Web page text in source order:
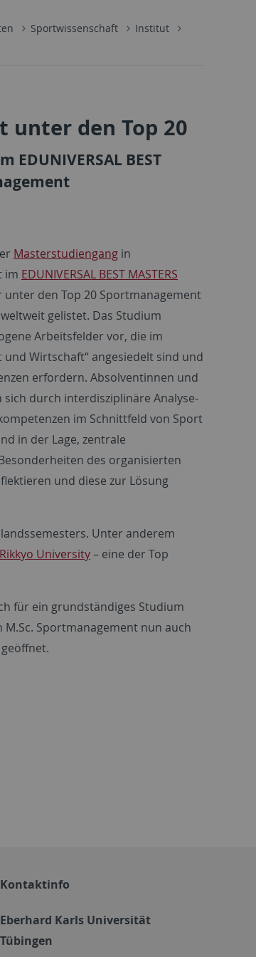
Sportwissenschaft
Institut
unter den Top 20
BEST
Masterstudiengang in
im EDUNIVERSAL BEST MASTERS
unter den Top 20 Sportmanagement
gelistet. Das Studium
Arbeitsfelder vor, die im
und Wirtschaft“ angesiedelt sind und
erfordern. Absolventinnen und
sich durch interdisziplinäre Analyse-
im Schnittfeld von Sport
in der Lage, zentrale
des organisierten
und diese zur Lösung
Unter anderem
University– eine der Top
für ein grundständiges Studium
Sportmanagement nun auch
Kontaktinfo
Eberhard Karls Universität
Tübingen